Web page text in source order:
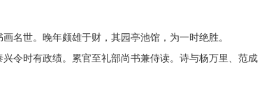
世。晚年颇雄于财，其园亭池馆，为一时绝胜。
时有政绩。累官至礼部尚书兼侍读。诗与杨万里、范成